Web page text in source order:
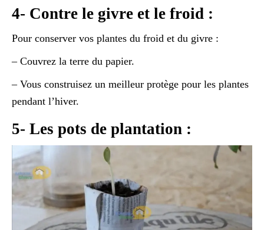
4- Contre le givre et le froid :
Pour conserver vos plantes du froid et du givre :
– Couvrez la terre du papier.
– Vous construisez un meilleur protège pour les plantes
pendant l’hiver.
5- Les pots de plantation :